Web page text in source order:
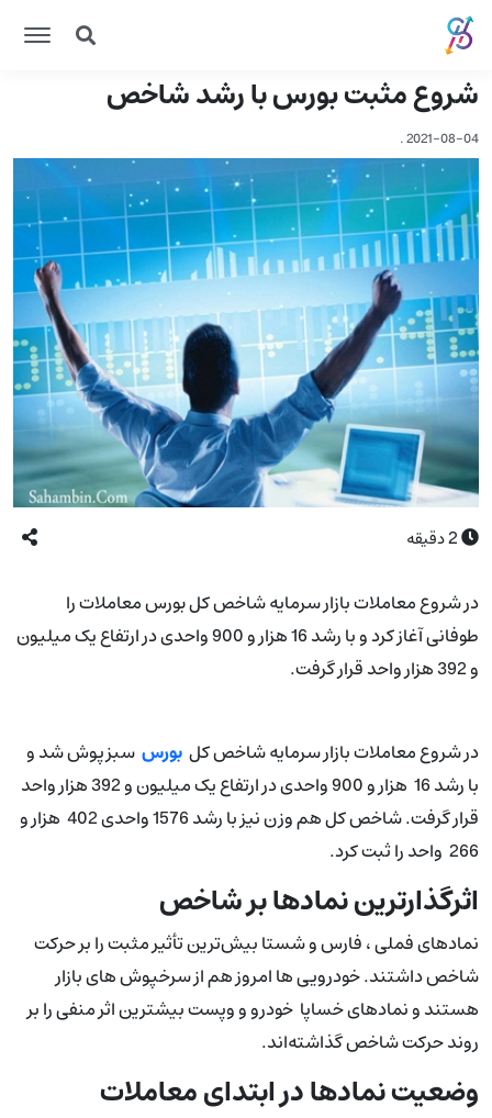
شروع مثبت بورس با رشد شاخص
2021-08-04
.
2دقیقه
در شروع معاملات بازار سرمایه شاخص کل بورس معاملات را
طوفانی آغاز کرد و با رشد 16 هزار و 900 واحدی در ارتفاع یک میلیون
و 392 هزار واحد قرار گرفت.
در شروع معاملات بازار سرمایه شاخص کل بورس سبزپوش شد و
با رشد 16 هزار و 900 واحدی در ارتفاع یک میلیون و 392 هزار واحد
قرار گرفت. شاخص کل هم وزن نیز با رشد 1576 واحدی 402 هزار و
266 واحد را ثبت کرد.
اثرگذارترین نمادها بر شاخص
نماد‌های فملی ، فارس و شستا بیش‌ترین تأثیر مثبت را بر حرکت
شاخص داشتند. خودرویی ها امروز هم از سرخپوش های بازار
هستند و نمادهای خساپا خودرو و وپست بیشترین اثر منفی را بر
روند حرکت شاخص گذاشته‌اند.
وضعیت نمادها در ابتدای معاملات